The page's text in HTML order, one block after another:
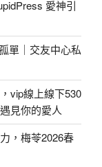
愛神引
單｜交友中心私
vip線上線下530
見你的愛人
，梅苓2026春